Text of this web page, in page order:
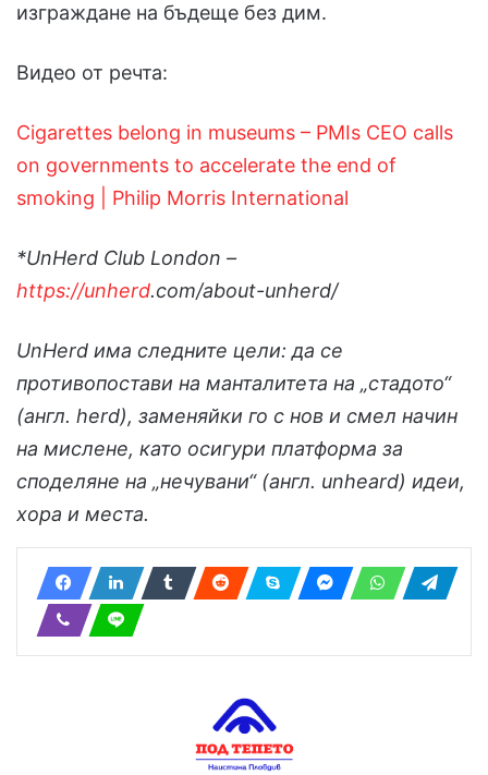
изграждане на бъдеще без дим.
Видео от речта:
Cigarettes belong in museums – PMIs CEO calls
on governments to accelerate the end of
smoking | Philip Morris International
*UnHerd Club London –
https://unherd.com/about-unherd/
UnHerd има следните цели:да се
противопостави на манталитета на „стадото“
(англ. herd), заменяйки го с нов и смел начин
на мислене, като осигури платформа за
споделяне на „нечувани“(англ. unheard) идеи,
хора и места.